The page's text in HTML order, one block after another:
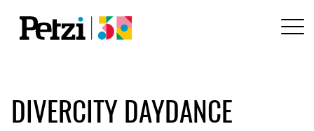
DIVERCITY DAYDANCE